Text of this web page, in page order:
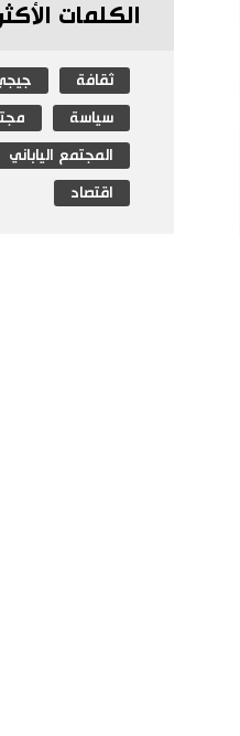
الكلمات
ثقافة
سياسة
المجتمع الياباني
اقتصاد